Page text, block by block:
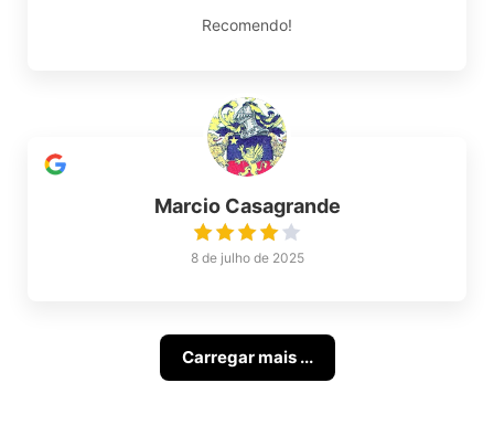
Recomendo!
Marcio Casagrande
8 de julho de 2025
Carregar mais ...